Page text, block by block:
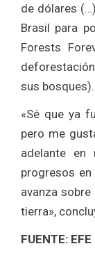
de dólares
Brasil para
Forests
sus bosques).
«Sé que ya
pero me
adelante en
progresos
avanza
tierra»,
FUENTE: EFE